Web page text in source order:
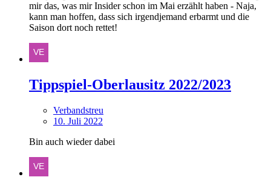
mir das, was mir Insider schon im Mai erzählt haben - Naja,
kann man hoffen, dass sich irgendjemand erbarmt und die
Saison dort noch rettet!
Tippspiel-Oberlausitz 2022/2023
Verbandstreu
10. Juli 2022
Bin auch wieder dabei